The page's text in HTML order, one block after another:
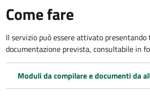
Come fare
Il servizio può essere attivato
documentazione prevista, consultabile in
Moduli da compilare e documenti da